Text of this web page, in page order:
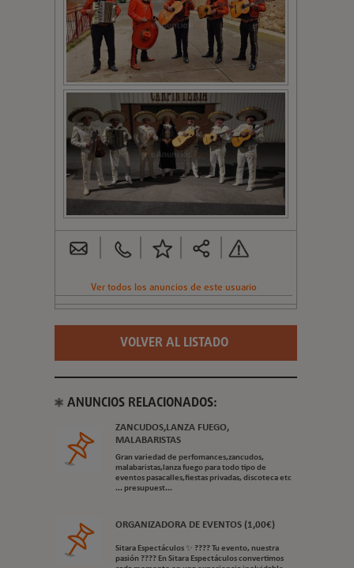
Ver todos los anuncios de este usuario
VOLVER AL LISTADO
ANUNCIOS RELACIONADOS:
ZANCUDOS,LANZA FUEGO,
MALABARISTAS
Gran variedad de perfomances,zancudos,
malabaristas,lanza fuego para todo tipo de
eventos pasacalles,fiestas privadas, discoteca etc
... presupuest...
ORGANIZADORA DE EVENTOS (1,00€)
Sitara Espectáculos ✨ ???? Tu evento, nuestra
pasión ???? En Sitara Espectáculos convertimos